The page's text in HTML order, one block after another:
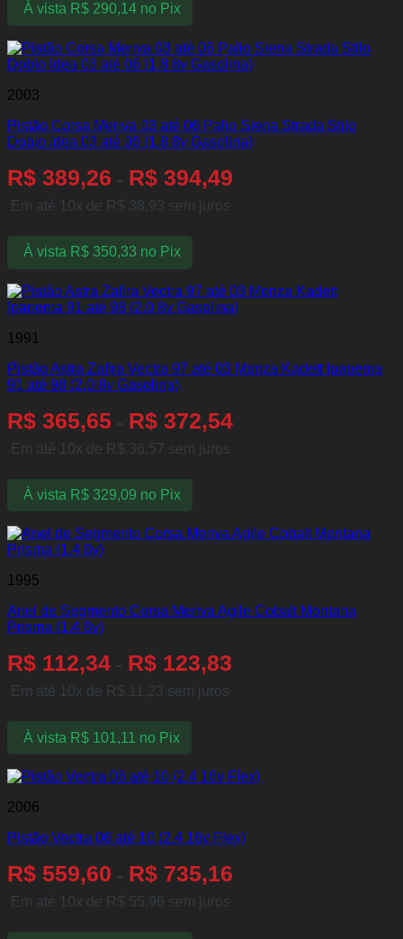
À vista R$290,14 no Pix
2003
Pistão Corsa Meriva 03 até 06 Palio Siena Strada Stilo
Doblo Idea 03 até 06 (1.8 8v Gasolina)
R$ 389,26 - R$ 394,49
Em até 10x de R$ 38,93 sem juros
À vista R$350,33 no Pix
1991
Pistão Astra Zafira Vectra 97 até 03 Monza Kadett Ipanema
91 até 98 (2.0 8v Gasolina)
R$ 365,65 - R$ 372,54
Em até 10x de R$ 36,57 sem juros
À vista R$329,09 no Pix
1995
Anel de Segmento Corsa Meriva Agile Cobalt Montana
Prisma (1.4 8v)
R$ 112,34 - R$ 123,83
Em até 10x de R$ 11,23 sem juros
À vista R$101,11 no Pix
2006
Pistão Vectra 06 até 10 (2.4 16v Flex)
R$ 559,60 - R$ 735,16
Em até 10x de R$ 55,96 sem juros